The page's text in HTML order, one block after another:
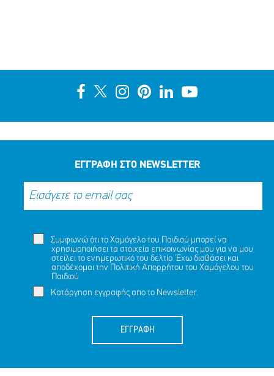
ΕΓΓΡΑΦΗ ΣΤΟ NEWSLETTER
Συμφωνώ ότι το Χαμόγελο του Παιδιού μπορεί να
χρησιμοποιήσει τα στοιχεία επικοινωνίας μου για να μου
στείλει το ενημερωτικό του δελτίο. Έχω διαβάσει και
αποδέχομαι την Πολιτική Απορρήτου του Χαμόγελου του
Παιδιού
Κατάργηση εγγραφής απο το Newsletter.
ΕΓΓΡΑΦΗ